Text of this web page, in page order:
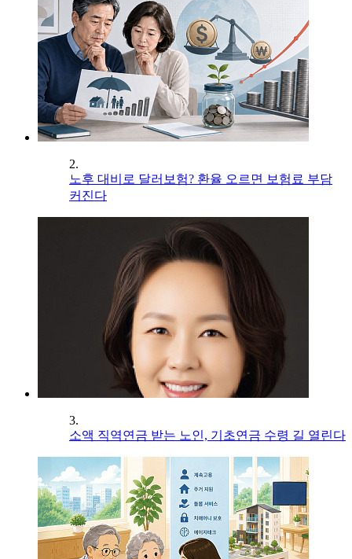
2.
노후 대비로 달러보험? 환율 오르면 보험료 부담
커진다
3.
소액 직역연금 받는 노인, 기초연금 수령 길 열린다